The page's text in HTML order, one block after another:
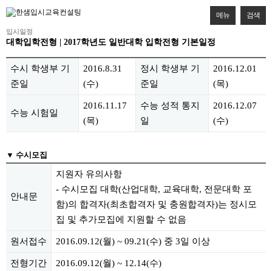
메뉴 검색
입시일정
대학입학전형 | 2017학년도 일반대학 입학전형 기본일정
본문
수시 학생부 기
준일
2016.8.31
(수)
정시 학생부 기
준일
2016.12.01
(목)
수능 시험일
2016.11.17
(목)
수능 성적 통지
일
2016.12.07
(수)
▼ 수시모집
안내문
지원자 유의사항
- 수시모집 대학(산업대학, 교육대학, 전문대학 포
함)의 합격자(최초합격자 및 충원합격자)는 정시모
집 및 추가모집에 지원할 수 없음
원서접수 2016.09.12(월) ~ 09.21(수) 중 3일 이상
전형기간 2016.09.12(월) ~ 12.14(수)